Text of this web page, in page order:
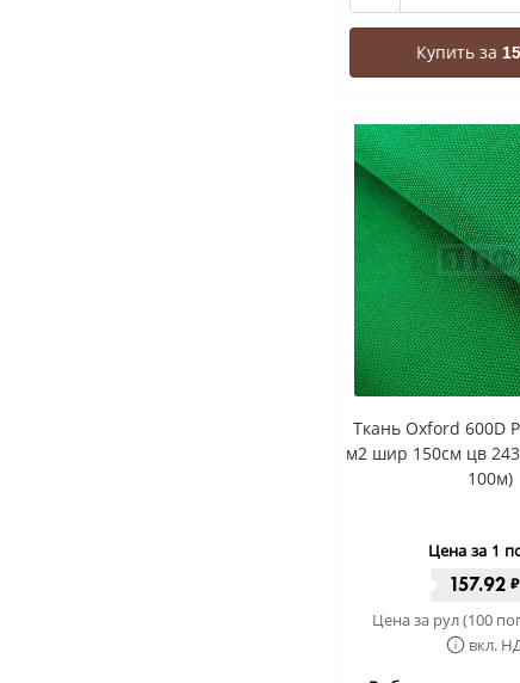
Купить за
Ткань Oxford 600D
м2 шир 150см цв
100м)
Цена за 1
157.92 ₽
Цена за рул (100
вкл.